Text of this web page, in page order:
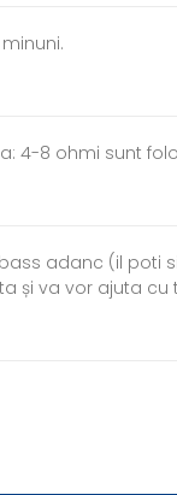
4-8 ohmi sunt
adanc (il poti
și va vor ajuta